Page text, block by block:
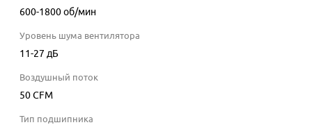
600-1800об/мин
Уровень шума вентилятора
11-27 дБ
Воздушный поток
50CFM
Тип подшипника